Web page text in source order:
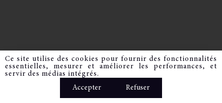
Ce site utilise des cookies pour fournir des fonctionnalités
essentielles, mesurer et améliorer les performances, et
servir des médias intégrés.
Accepter
Refuser